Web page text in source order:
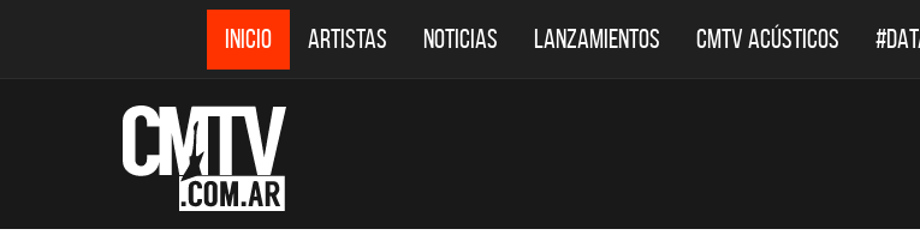
INICIO ARTISTAS NOTICIAS LANZAMIENTOS CMTV ACÚSTICOS